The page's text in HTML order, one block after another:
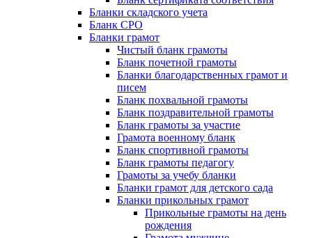
Бланки складского учета
Бланк СРО
Бланки грамот
Чистый бланк грамоты
Бланк почетной грамоты
Бланки благодарственных грамот и
писем
Бланк похвальной грамоты
Бланк поздравительной грамоты
Бланк грамоты за участие
Грамота военному бланк
Бланк спортивной грамоты
Бланк грамоты педагогу
Грамоты за учебу бланки
Бланки грамот для детского сада
Бланки прикольных грамот
Прикольные грамоты на день
рождения